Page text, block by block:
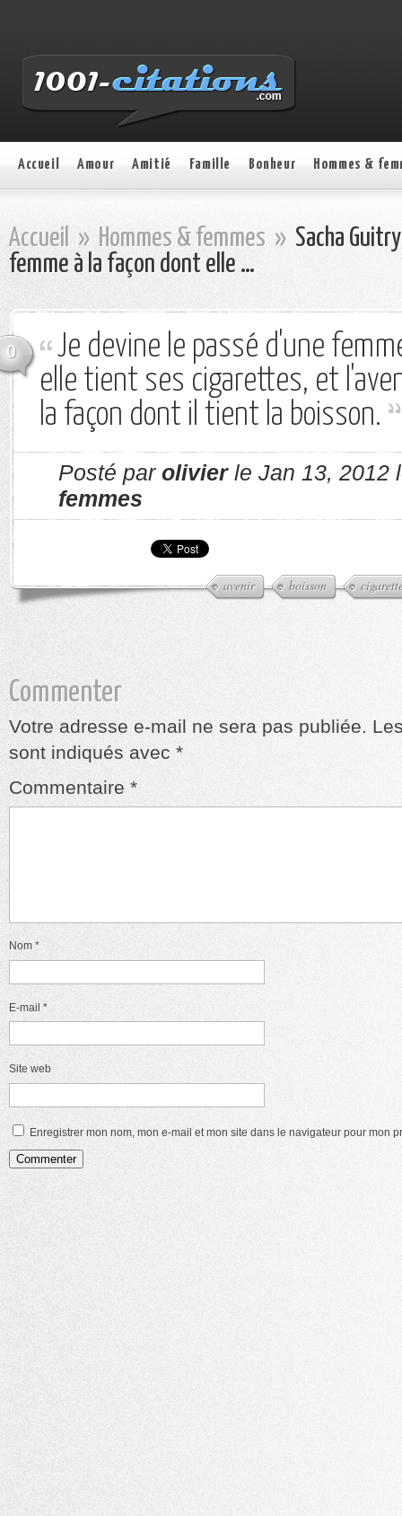
Accueil Amour Amitié Famille Bonheur Hommes &
Accueil » Hommes & femmes » Sacha
femme à la façon dont elle …
0
Je devine le passé d'une
elle tient ses cigarettes, et
la façon dont il tient la boisson.
Posté par olivierle Jan 13, 2012
femmes
avenir boisson
Commenter
Votre adresse e-mail ne sera pas publiée.
sont indiqués avec *
Commentaire *
Nom *
E-mail *
Site web
Enregistrer mon nom, mon e-mail et mon site dans le navigateur pour mon